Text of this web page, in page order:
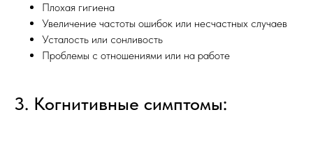
Плохая гигиена
Увеличение частоты ошибок или несчастных случаев
Усталость или сонливость
Проблемы с отношениями или на работе
3. Когнитивные симптомы: